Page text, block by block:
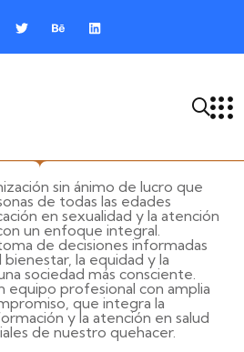
sin ánimo de lucro que
de todas las edades
en sexualidad y la atención
un enfoque integral.
de decisiones informadas
la equidad y la
sociedad más consciente.
equipo profesional con amplia
que integra la
y la atención en salud
de nuestro quehacer.